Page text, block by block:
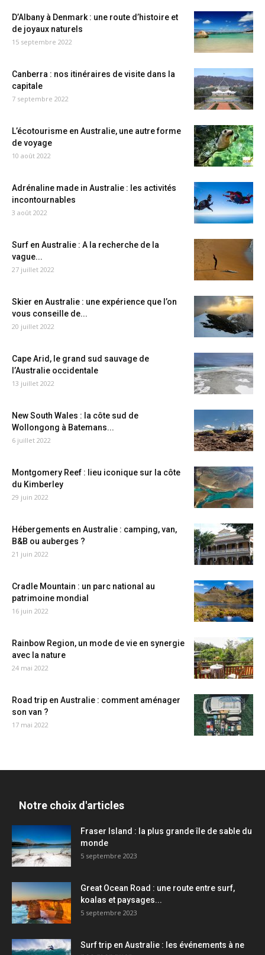
D’Albany à Denmark : une route d’histoire et
de joyaux naturels
15 septembre 2022
Canberra : nos itinéraires de visite dans la
capitale
7 septembre 2022
L’écotourisme en Australie, une autre forme
de voyage
10 août 2022
Adrénaline made in Australie : les activités
incontournables
3 août 2022
Surf en Australie : A la recherche de la
vague...
27 juillet 2022
Skier en Australie : une expérience que l’on
vous conseille de...
20 juillet 2022
Cape Arid, le grand sud sauvage de
l’Australie occidentale
13 juillet 2022
New South Wales : la côte sud de
Wollongong à Batemans...
6 juillet 2022
Montgomery Reef : lieu iconique sur la côte
du Kimberley
29 juin 2022
Hébergements en Australie : camping, van,
B&B ou auberges ?
21 juin 2022
Cradle Mountain : un parc national au
patrimoine mondial
16 juin 2022
Rainbow Region, un mode de vie en synergie
avec la nature
24 mai 2022
Road trip en Australie : comment aménager
son van ?
17 mai 2022
Notre choix d'articles
Fraser Island : la plus grande île de sable du
monde
5 septembre 2023
Great Ocean Road : une route entre surf,
koalas et paysages...
5 septembre 2023
Surf trip en Australie : les événements à ne